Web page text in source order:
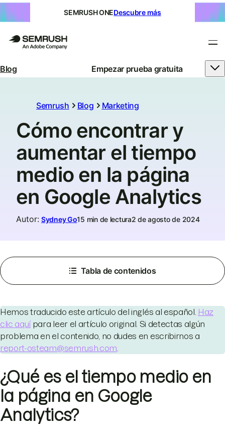
SEMRUSH ONEDescubre más
Blog Empezar prueba gratuita
Semrush Blog Marketing
Cómo encontrar y
aumentar el tiempo
medio en la página
en Google Analytics
Autor: Sydney Go15 min de lectura2 de agosto de 2024
Tabla de contenidos
Hemos traducido este artículo del inglés al español. Haz
clic aquí para leer el artículo original. Si detectas algún
problema en el contenido, no dudes en escribirnos a
report-osteam@semrush.com
¿Qué es el tiempo medio en
la página en Google
Analytics?